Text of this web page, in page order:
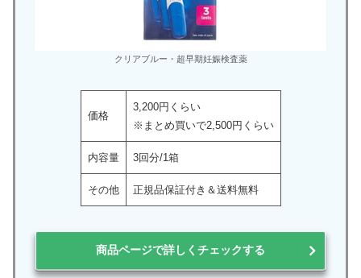
クリアブルー・超早期妊娠検査薬
価格
3,200円くらい
※まとめ買いで2,500円くらい
内容量 3回分/1箱
その他 正規品保証付き＆送料無料
商品ページで詳しくチェックする